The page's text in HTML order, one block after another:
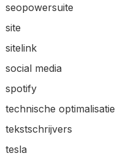
seopowersuite
site
sitelink
social media
spotify
technische optimalisatie
tekstschrijvers
tesla